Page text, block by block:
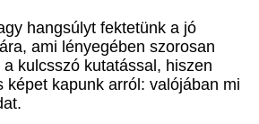
hangsúlyt fektetünk a jó
ami lényegében szorosan
kulcsszó kutatással, hiszen
képet kapunk arról: valójában mi